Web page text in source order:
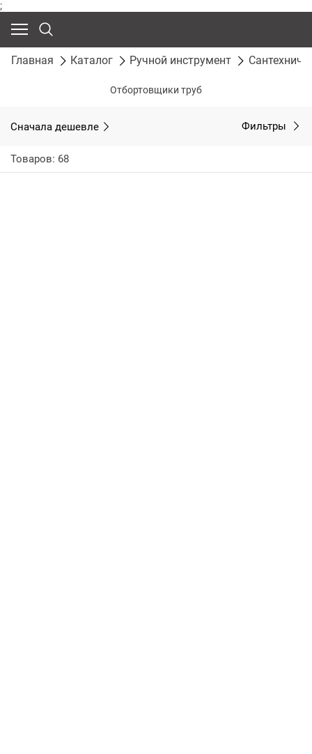
;
Главная Каталог Ручной инструмент
Отбортовщики труб
Сначала дешевле Фильтры
Товаров: 68